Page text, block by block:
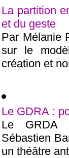
La partition
et du geste
Par Mélanie
sur le
création et
Le GDRA :
Le GRDA
Sébastien
un théâtre